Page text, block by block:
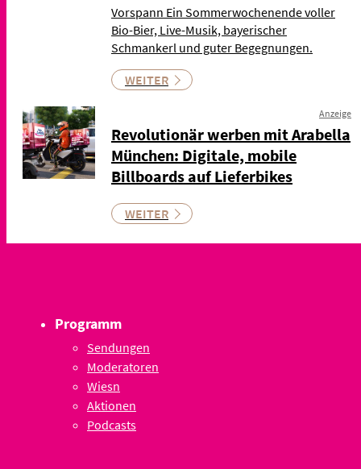
Vorspann Ein Sommerwochenende voller
Bio-Bier, Live-Musik, bayerischer
Schmankerl und guter Begegnungen.
WEITER
Anzeige
Revolutionär werben mit Arabella
München: Digitale, mobile
Billboards auf Lieferbikes
WEITER
Programm
Sendungen
Moderatoren
Wiesn
Aktionen
Podcasts